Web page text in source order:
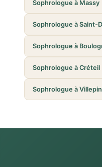
Sophrologue à Massy
Sophrologue à Saint-
Sophrologue à
Sophrologue à Créteil
Sophrologue à